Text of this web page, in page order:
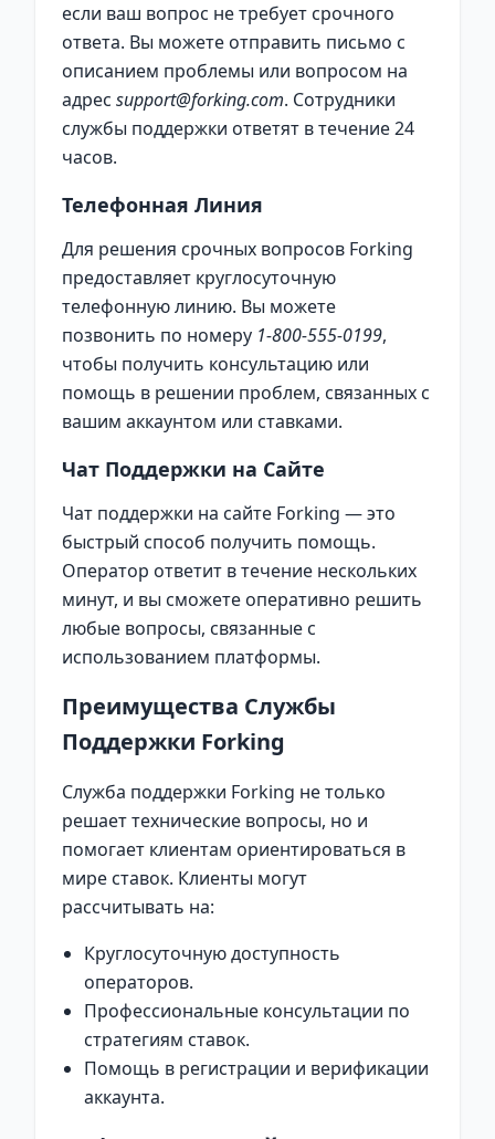
если ваш вопрос не требует срочного
ответа. Вы можете отправить письмо с
описанием проблемы или вопросом на
адрес support@forking.com. Сотрудники
службы поддержки ответят в течение 24
часов.
Телефонная Линия
Для решения срочных вопросов Forking
предоставляет круглосуточную
телефонную линию. Вы можете
позвонить по номеру 1-800-555-0199,
чтобы получить консультацию или
помощь в решении проблем, связанных с
вашим аккаунтом или ставками.
Чат Поддержки на Сайте
Чат поддержки на сайте Forking — это
быстрый способ получить помощь.
Оператор ответит в течение нескольких
минут, и вы сможете оперативно решить
любые вопросы, связанные с
использованием платформы.
Преимущества Службы
Поддержки Forking
Служба поддержки Forking не только
решает технические вопросы, но и
помогает клиентам ориентироваться в
мире ставок. Клиенты могут
рассчитывать на:
Круглосуточную доступность
операторов.
Профессиональные консультации по
стратегиям ставок.
Помощь в регистрации и верификации
аккаунта.